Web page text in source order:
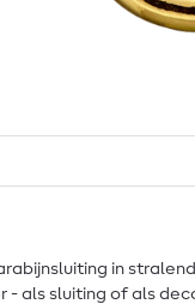
in
- als sluiting of als